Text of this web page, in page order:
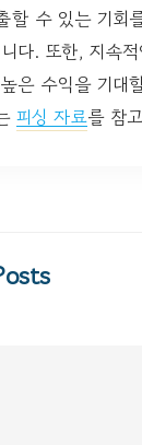
할 수 있는 기회
다. 또한, 지속
은 수익을 기대
피싱 자료를 참